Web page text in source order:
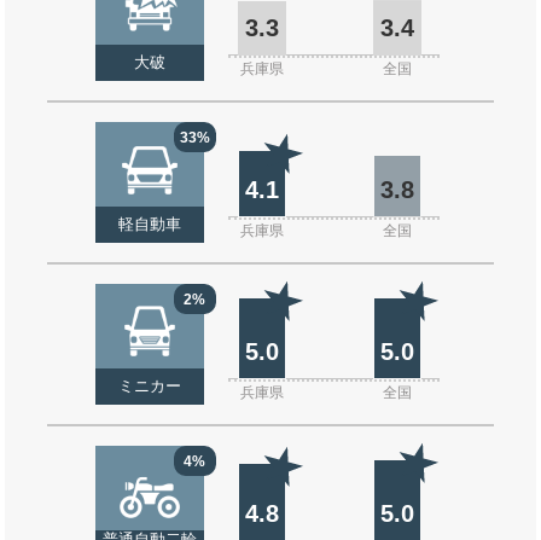
大破
3.3 3.4
兵庫県 全国
33%
軽自動車
4.1 3.8
兵庫県 全国
2%
ミニカー
5.0 5.0
兵庫県 全国
4%
4.8 5.0